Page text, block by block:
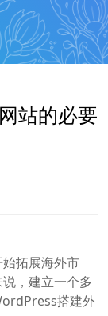
站的必要
拓展海外市
，建立一个多
搭建外